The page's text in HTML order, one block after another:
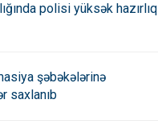
polisi yüksək hazırlıq
şəbəkələrinə
saxlanıb